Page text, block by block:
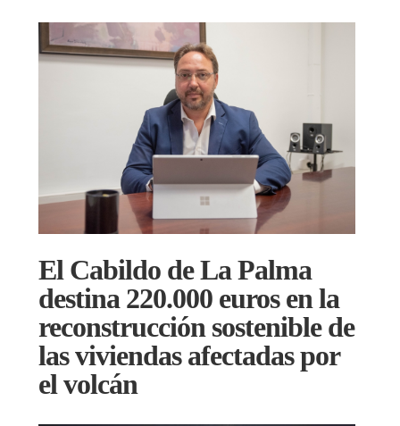
El Cabildo de La Palma
destina 220.000 euros en la
reconstrucción sostenible de
las viviendas afectadas por
el volcán